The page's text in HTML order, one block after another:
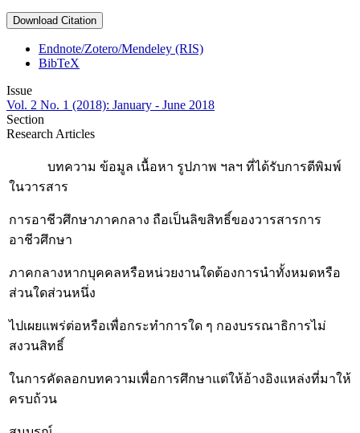
Download Citation
Endnote/Zotero/Mendeley (RIS)
BibTeX
Issue
Vol. 2 No. 1 (2018): January - June 2018
Section
Research Articles
บทความ ข้อมูล เนื้อหา รูปภาพ ฯลฯ ที่ได้รับการตีพิมพ์
ในวารสาร
การอาชีวศึกษาภาคกลาง ถือเป็นลิขสิทธิ์ของวารสารการ
อาชีวศึกษา
ภาคกลางหากบุคคลหรือหน่วยงานใดต้องการนำทั้งหมดหรือ
ส่วนใดส่วนหนึ่ง
ไปเผยแพร่ต่อหรือเพื่อกระทำการใด ๆ กองบรรณาธิการไม่
สงวนสิทธิ์
ในการคัดลอกบทความเพื่อการศึกษาแต่ให้อ้างอิงแหล่งที่มาให้
ครบถ้วน